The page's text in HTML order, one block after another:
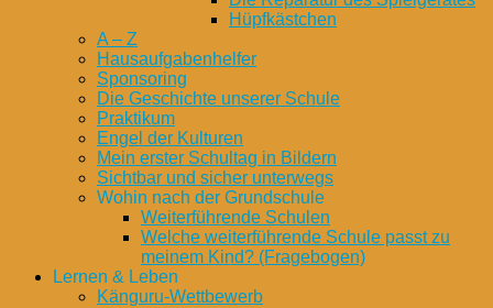
Hüpfkästchen
A – Z
Hausaufgabenhelfer
Sponsoring
Die Geschichte unserer Schule
Praktikum
Engel der Kulturen
Mein erster Schultag in Bildern
Sichtbar und sicher unterwegs
Wohin nach der Grundschule
Weiterführende Schulen
Welche weiterführende Schule passt zu
meinem Kind? (Fragebogen)
Lernen & Leben
Känguru-Wettbewerb